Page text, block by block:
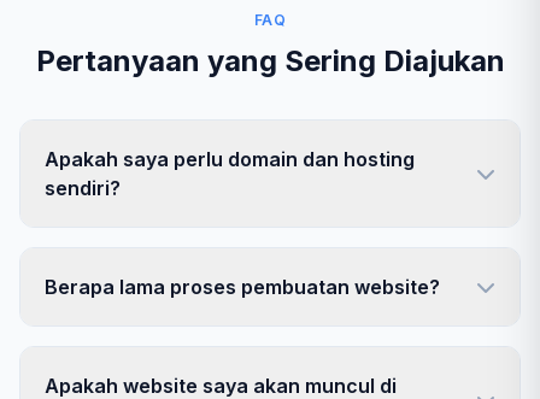
FAQ
Pertanyaan yang Sering Diajukan
Apakah saya perlu domain dan hosting
sendiri?
Berapa lama proses pembuatan website?
Apakah website saya akan muncul di